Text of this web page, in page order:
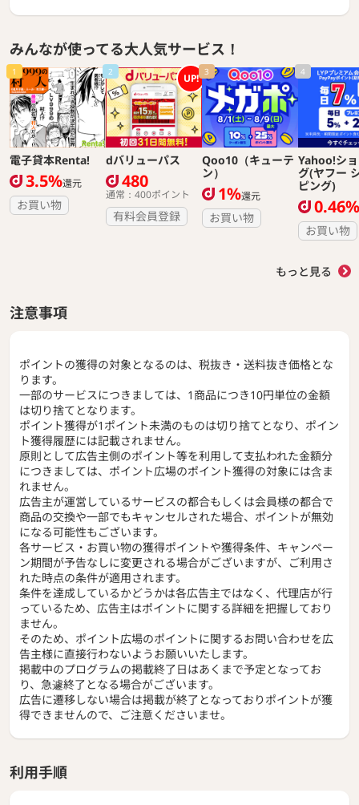
みんなが使ってる大人気サービス！
1
電子貸本Renta!
3.5%還元
お買い物
2 UP!
dバリューパス
480
通常：400ポイント
有料会員登録
3
Qoo10（キューテ
ン）
1%還元
お買い物
4
Yahoo!シ
グ(ヤフー
ピング)
0.46%
お買い物
もっと見る
注意事項
ポイントの獲得の対象となるのは、税抜き・送料抜き価格とな
ります。
一部のサービスにつきましては、1商品につき10円単位の金額
は切り捨てとなります。
ポイント獲得が1ポイント未満のものは切り捨てとなり、ポイン
ト獲得履歴には記載されません。
原則として広告主側のポイント等を利用して支払われた金額分
につきましては、ポイント広場のポイント獲得の対象には含ま
れません。
広告主が運営しているサービスの都合もしくは会員様の都合で
商品の交換や一部でもキャンセルされた場合、ポイントが無効
になる可能性もございます。
各サービス・お買い物の獲得ポイントや獲得条件、キャンペー
ン期間が予告なしに変更される場合がございますが、ご利用さ
れた時点の条件が適用されます。
条件を達成しているかどうかは各広告主ではなく、代理店が行
っているため、広告主はポイントに関する詳細を把握しており
ません。
そのため、ポイント広場のポイントに関するお問い合わせを広
告主様に直接行わないようお願いいたします。
掲載中のプログラムの掲載終了日はあくまで予定となってお
り、急遽終了となる場合がございます。
広告に遷移しない場合は掲載が終了となっておりポイントが獲
得できませんので、ご注意くださいませ。
利用手順